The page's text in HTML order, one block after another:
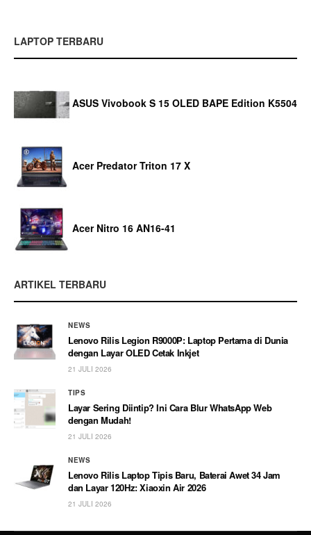
LAPTOP TERBARU
ASUS Vivobook S 15 OLED BAPE Edition K5504
Acer Predator Triton 17 X
Acer Nitro 16 AN16-41
ARTIKEL TERBARU
NEWS
Lenovo Rilis Legion R9000P: Laptop Pertama di Dunia
dengan Layar OLED Cetak Inkjet
21 JULI 2026
TIPS
Layar Sering Diintip? Ini Cara Blur WhatsApp Web
dengan Mudah!
21 JULI 2026
NEWS
Lenovo Rilis Laptop Tipis Baru, Baterai Awet 34 Jam
dan Layar 120Hz: Xiaoxin Air 2026
21 JULI 2026